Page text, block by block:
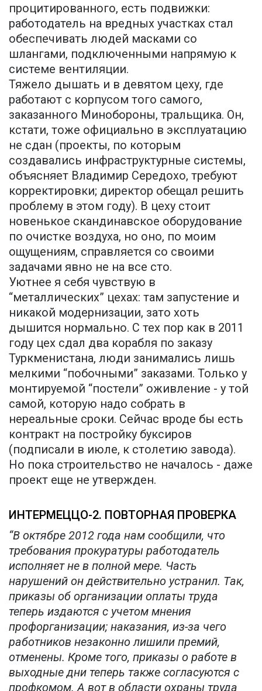
процитированного, есть подвижки:
работодатель на вредных участках стал
обеспечивать людей масками со
шлангами, подключенными напрямую к
системе вентиляции.
Тяжело дышать и в девятом цеху, где
работают с корпусом того самого,
заказанного Минобороны, тральщика. Он,
кстати, тоже официально в эксплуатацию
не сдан (проекты, по которым
создавались инфраструктурные системы,
объясняет Владимир Середохо, требуют
корректировки; директор обещал решить
проблему в этом году). В цеху стоит
новенькое скандинавское оборудование
по очистке воздуха, но оно, по моим
ощущениям, справляется со своими
задачами явно не на все сто.
Уютнее я себя чувствую в
“металлических” цехах: там запустение и
никакой модернизации, зато хоть
дышится нормально. С тех пор как в 2011
году цех сдал два корабля по заказу
Туркменистана, люди занимались лишь
мелкими “побочными” заказами. Только у
монтируемой “постели” оживление - у той
самой, которую надо собрать в
нереальные сроки. Сейчас вроде бы есть
контракт на постройку буксиров
(подписали в июле, к столетию завода).
Но пока строительство не началось - даже
проект еще не утвержден.
ИНТЕРМЕЦЦО-2. ПОВТОРНАЯ ПРОВЕРКА
“В октябре 2012 года нам сообщили, что
требования прокуратуры работодатель
исполняет не в полной мере. Часть
нарушений он действительно устранил. Так,
приказы об организации оплаты труда
теперь издаются с учетом мнения
профорганизации; наказания, из-за чего
работников незаконно лишили премий,
отменены. Кроме того, приказы о работе в
выходные дни теперь также согласуются с
профкомом. А вот в области охраны труда